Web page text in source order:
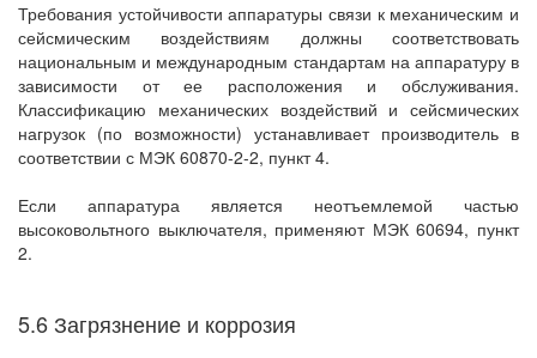
Требования устойчивости аппаратуры связи к механическим и
сейсмическим воздействиям должны соответствовать
национальным и международным стандартам на аппаратуру в
зависимости от ее расположения и обслуживания.
Классификацию механических воздействий и сейсмических
нагрузок (по возможности) устанавливает производитель в
соответствии с МЭК 60870-2-2, пункт 4.
Если аппаратура является неотъемлемой частью
высоковольтного выключателя, применяют МЭК 60694, пункт
2.
5.6 Загрязнение и коррозия